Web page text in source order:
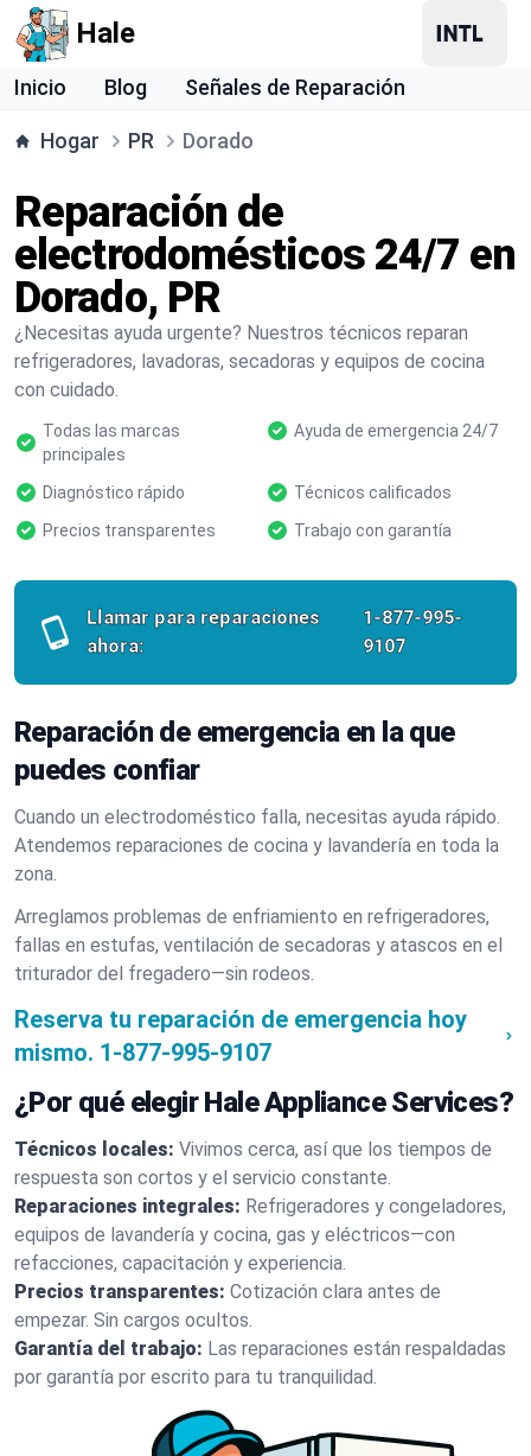
Hale
Inicio Blog Señales de Reparación
Hogar PR Dorado
Reparación de
electrodomésticos 24/7 en
Dorado, PR
¿Necesitas ayuda urgente? Nuestros técnicos reparan
refrigeradores, lavadoras, secadoras y equipos de cocina
con cuidado.
Todas las marcas
principales
Ayuda de emergencia 24/7
Diagnóstico rápido
Técnicos calificados
Precios transparentes
Trabajo con garantía
Llamar para reparaciones
ahora:
1-877-995-
9107
Reparación de emergencia en la que
puedes confiar
Cuando un electrodoméstico falla, necesitas ayuda rápido.
Atendemos reparaciones de cocina y lavandería en toda la
zona.
Arreglamos problemas de enfriamiento en refrigeradores,
fallas en estufas, ventilación de secadoras y atascos en el
triturador del fregadero—sin rodeos.
Reserva tu reparación de emergencia hoy
mismo. 1-877-995-9107
¿Por qué elegir Hale Appliance Services?
Técnicos locales: Vivimos cerca, así que los tiempos de
respuesta son cortos y el servicio constante.
Reparaciones integrales: Refrigeradores y congeladores,
equipos de lavandería y cocina, gas y eléctricos—con
refacciones, capacitación y experiencia.
Precios transparentes: Cotización clara antes de
empezar. Sin cargos ocultos.
Garantía del trabajo: Las reparaciones están respaldadas
por garantía por escrito para tu tranquilidad.